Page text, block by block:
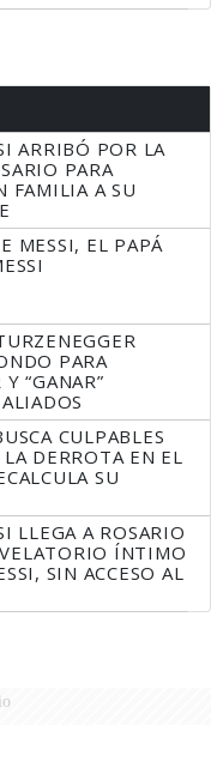
ARRIBÓ POR LA
PARA
FAMILIA A SU
MESSI, EL PAPÁ
PARA
“GANAR”
CULPABLES
DERROTA EN EL
SU
LLEGA A ROSARIO
ÍNTIMO
SIN ACCESO AL